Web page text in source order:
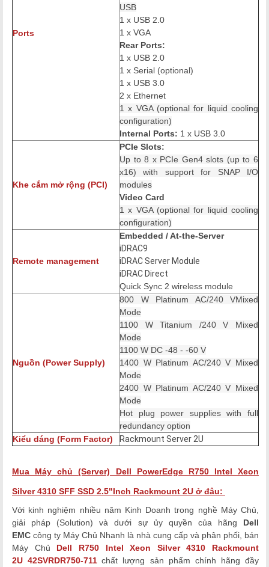
Ports
USB
1 x USB 2.0
1 x VGA
Rear Ports:
1 x USB 2.0
1 x Serial (optional)
1 x USB 3.0
2 x Ethernet
1 x VGA (optional for liquid cooling
configuration)
Internal Ports: 1 x USB 3.0
Khe cắm mở rộng (PCI)
PCIe Slots:
Up to 8 x PCIe Gen4 slots (up to 6
x16) with support for SNAP I/O
modules
Video Card
1 x VGA (optional for liquid cooling
configuration)
Remote management
Embedded / At-the-Server
iDRAC9
iDRAC Server Module
iDRAC Direct
Quick Sync 2 wireless module
Nguồn (Power Supply)
800 W Platinum AC/240 VMixed
Mode
1100 W Titanium /240 V Mixed
Mode
1100 W DC -48 - -60 V
1400 W Platinum AC/240 V Mixed
Mode
2400 W Platinum AC/240 V Mixed
Mode
Hot plug power supplies with full
redundancy option
Kiểu dáng (Form Factor)
Rackmount Server 2U
Mua Máy chủ (Server) Dell PowerEdge R750 Intel Xeon
Silver 4310 SFF SSD 2.5"Inch Rackmount 2U ở đâu:
Với kinh nghiệm nhiều năm Kinh Doanh trong nghề Máy Chủ,
giải pháp (Solution) và dưới sự ủy quyền của hãng Dell
EMC công ty Máy Chủ Nhanh là nhà cung cấp và phân phối, bán
Máy Chủ Dell R750 Intel Xeon Silver 4310 Rackmount
2U42SVRDR750-711 chất lượng sản phẩm chính hãng đầy